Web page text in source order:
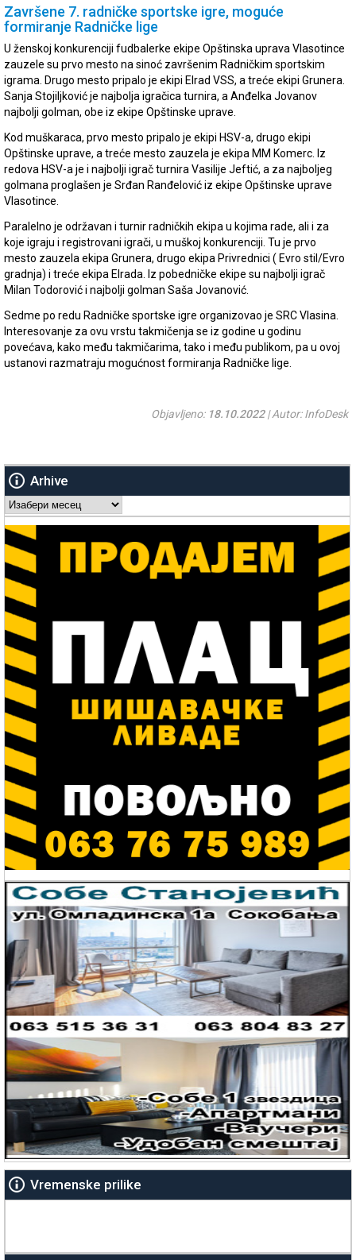
Završene 7. radničke sportske igre, moguće
formiranje Radničke lige
U ženskoj konkurenciji fudbalerke ekipe Opštinska uprava Vlasotince
zauzele su prvo mesto na sinoć završenim Radničkim sportskim
igrama. Drugo mesto pripalo je ekipi Elrad VSS, a treće ekipi Grunera.
Sanja Stojiljković je najbolja igračica turnira, a Anđelka Jovanov
najbolji golman, obe iz ekipe Opštinske uprave.
Kod muškaraca, prvo mesto pripalo je ekipi HSV-a, drugo ekipi
Opštinske uprave, a treće mesto zauzela je ekipa MM Komerc. Iz
redova HSV-a je i najbolji igrač turnira Vasilije Jeftić, a za najboljeg
golmana proglašen je Srđan Ranđelović iz ekipe Opštinske uprave
Vlasotince.
Paralelno je održavan i turnir radničkih ekipa u kojima rade, ali i za
koje igraju i registrovani igrači, u muškoj konkurenciji. Tu je prvo
mesto zauzela ekipa Grunera, drugo ekipa Privrednici ( Evro stil/Evro
gradnja) i treće ekipa Elrada. Iz pobedničke ekipe su najbolji igrač
Milan Todorović i najbolji golman Saša Jovanović.
Sedme po redu Radničke sportske igre organizovao je SRC Vlasina.
Interesovanje za ovu vrstu takmičenja se iz godine u godinu
povećava, kako među takmičarima, tako i među publikom, pa u ovoj
ustanovi razmatraju mogućnost formiranja Radničke lige.
Objavljeno: 18.10.2022| Autor: InfoDesk
Arhive
Arhive
Vremenske prilike